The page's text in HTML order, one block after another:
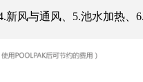
与通风、5.池水加热、